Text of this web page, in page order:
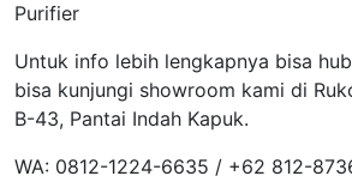
Purifier
Untuk info lebih lengkapnya bisa
bisa kunjungi showroom kami di
B-43, Pantai Indah Kapuk.
WA: 0812-1224-6635 / +62 812-